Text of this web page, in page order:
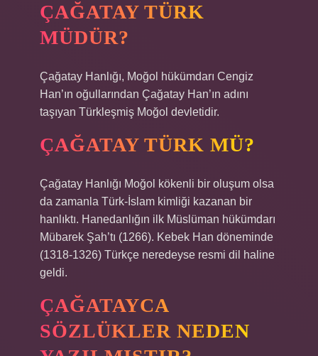
ÇAĞATAY TÜRK
MÜDÜR?
Çağatay Hanlığı, Moğol hükümdarı Cengiz
Han’ın oğullarından Çağatay Han’ın adını
taşıyan Türkleşmiş Moğol devletidir.
ÇAĞATAY TÜRK MÜ?
Çağatay Hanlığı Moğol kökenli bir oluşum olsa
da zamanla Türk-İslam kimliği kazanan bir
hanlıktı. Hanedanlığın ilk Müslüman hükümdarı
Mübarek Şah’tı (1266). Kebek Han döneminde
(1318-1326) Türkçe neredeyse resmi dil haline
geldi.
ÇAĞATAYCA
SÖZLÜKLER NEDEN